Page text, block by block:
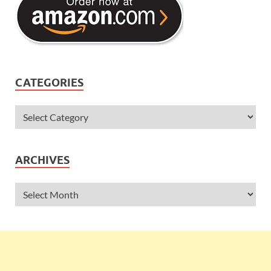
CATEGORIES
ARCHIVES